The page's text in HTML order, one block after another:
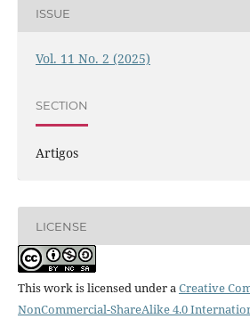
ISSUE
Vol. 11 No. 2 (2025)
SECTION
Artigos
LICENSE
This work is licensed under aCreative
NonCommercial-ShareAlike 4.0